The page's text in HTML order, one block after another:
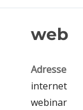
web
Adresse
internet
webinar